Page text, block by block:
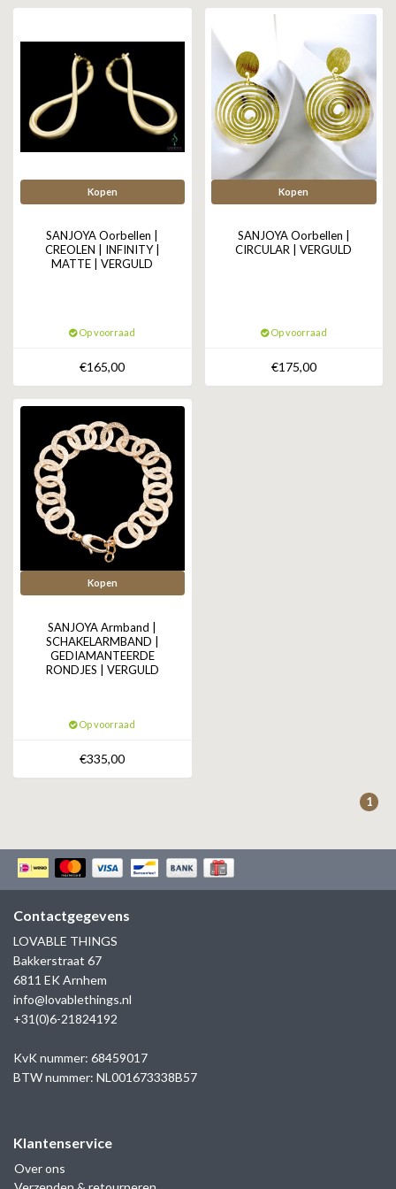
ZAG BIJOUX
KAPTEN & SON
Kopen
SANJOYA Oorbellen |
CREOLEN | INFINITY |
MATTE | VERGULD
Op voorraad
€165,00
Kopen
SANJOYA Oorbellen |
CIRCULAR | VERGULD
Op voorraad
€175,00
Kopen
SANJOYA Armband |
SCHAKELARMBAND |
GEDIAMANTEERDE
RONDJES | VERGULD
Op voorraad
€335,00
1
Contactgegevens
LOVABLE THINGS
Bakkerstraat 67
6811 EK Arnhem
info@lovablethings.nl
+31(0)6-21824192
KvK nummer: 68459017
BTW nummer: NL001673338B57
Klantenservice
Over ons